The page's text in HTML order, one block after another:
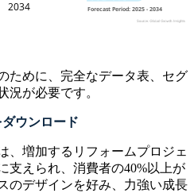
ために、 完全なデータ表、セグ
況が必要です。
ウンロード
、増加するリフォームプロジェ
支えられ、消費者の40%以上が
のデザインを好み、力強い成長